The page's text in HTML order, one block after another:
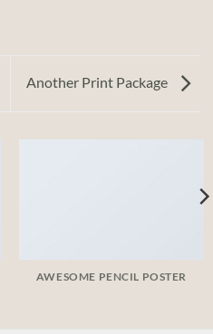
Another Print Package
AWESOME PENCIL POSTER